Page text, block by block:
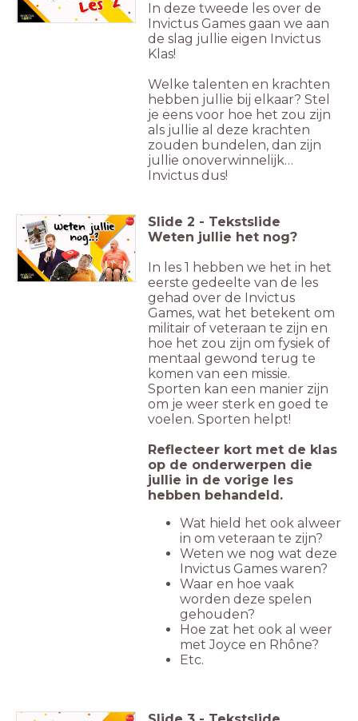
In deze tweede les over de
Invictus Games gaan we aan
de slag jullie eigen Invictus
Klas!
Welke talenten en krachten
hebben jullie bij elkaar? Stel
je eens voor hoe het zou zijn
als jullie al deze krachten
zouden bundelen, dan zijn
jullie onoverwinnelijk…
Invictus dus!
Slide 2 - Tekstslide
Weten jullie het nog?
In les 1 hebben we het in het
eerste gedeelte van de les
gehad over de Invictus
Games, wat het betekent om
militair of veteraan te zijn en
hoe het zou zijn om fysiek of
mentaal gewond terug te
komen van een missie.
Sporten kan een manier zijn
om je weer sterk en goed te
voelen. Sporten helpt!
Reflecteer kort met de klas
op de onderwerpen die
jullie in de vorige les
hebben behandeld.
Wat hield het ook alweer
in om veteraan te zijn?
Weten we nog wat deze
Invictus Games waren?
Waar en hoe vaak
worden deze spelen
gehouden?
Hoe zat het ook al weer
met Joyce en Rhône?
Etc.